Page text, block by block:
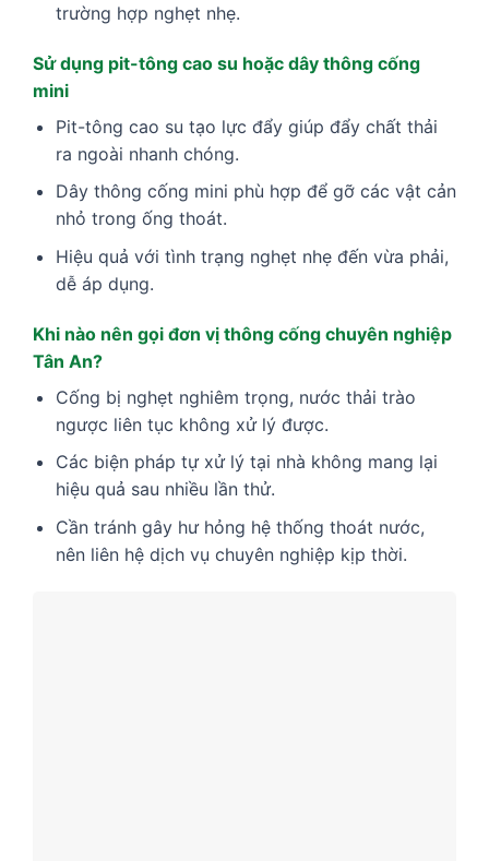
trường hợp nghẹt nhẹ.
Sử dụng pit-tông cao su hoặc dây thông cống
mini
Pit-tông cao su tạo lực đẩy giúp đẩy chất thải
ra ngoài nhanh chóng.
Dây thông cống mini phù hợp để gỡ các vật cản
nhỏ trong ống thoát.
Hiệu quả với tình trạng nghẹt nhẹ đến vừa phải,
dễ áp dụng.
Khi nào nên gọi đơn vị thông cống chuyên nghiệp
Tân An?
Cống bị nghẹt nghiêm trọng, nước thải trào
ngược liên tục không xử lý được.
Các biện pháp tự xử lý tại nhà không mang lại
hiệu quả sau nhiều lần thử.
Cần tránh gây hư hỏng hệ thống thoát nước,
nên liên hệ dịch vụ chuyên nghiệp kịp thời.